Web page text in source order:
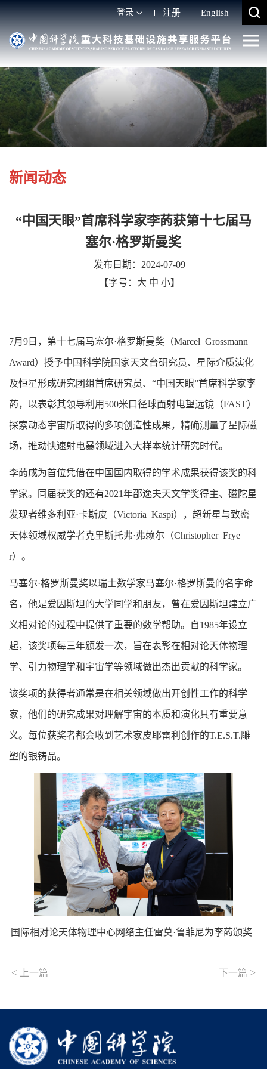
登录 注册 English
新闻动态
“中国天眼”首席科学家李菂获第十七届马
塞尔·格罗斯曼奖
发布日期：2024-07-09
【字号： 大 中 小】
7月9日，第十七届马塞尔·格罗斯曼奖（Marcel Grossmann
Award）授予中国科学院国家天文台研究员、星际介质演化
及恒星形成研究团组首席研究员、“中国天眼”首席科学家李
菂，以表彰其领导利用500米口径球面射电望远镜（FAST）
探索动态宇宙所取得的多项创造性成果，精确测量了星际磁
场，推动快速射电暴领域进入大样本统计研究时代。
李菂成为首位凭借在中国国内取得的学术成果获得该奖的科
学家。同届获奖的还有2021年邵逸夫天文学奖得主、磁陀星
发现者维多利亚·卡斯皮（Victoria Kaspi），超新星与致密
天体领域权威学者克里斯托弗·弗赖尔（Christopher Frye
r）。
马塞尔·格罗斯曼奖以瑞士数学家马塞尔·格罗斯曼的名字命
名，他是爱因斯坦的大学同学和朋友，曾在爱因斯坦建立广
义相对论的过程中提供了重要的数学帮助。自1985年设立
起，该奖项每三年颁发一次，旨在表彰在相对论天体物理
学、引力物理学和宇宙学等领域做出杰出贡献的科学家。
该奖项的获得者通常是在相关领域做出开创性工作的科学
家，他们的研究成果对理解宇宙的本质和演化具有重要意
义。每位获奖者都会收到艺术家皮耶雷利创作的T.E.S.T.雕
塑的银铸品。
国际相对论天体物理中心网络主任雷莫·鲁菲尼为李菂颁奖
< 上一篇 下一篇 >